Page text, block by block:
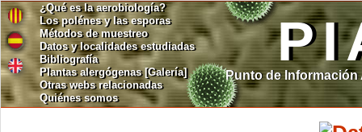
¿Qué es la aerobiología?
Los polénes y las esporas
Métodos de muestreo
Datos y localidades estudiadas
Bibliografía
Plantas alergógenas [Galería]
Otras webs relacionadas
Quiénes somos
Punto de